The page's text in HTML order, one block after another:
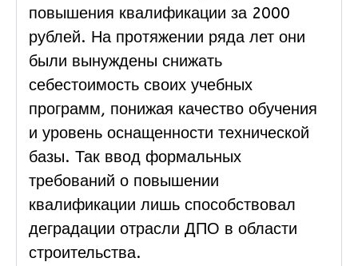
повышения квалификации за 2000
рублей. На протяжении ряда лет они
были вынуждены снижать
себестоимость своих учебных
программ, понижая качество обучения
и уровень оснащенности технической
базы. Так ввод формальных
требований о повышении
квалификации лишь способствовал
деградации отрасли ДПО в области
строительства.